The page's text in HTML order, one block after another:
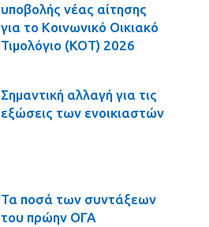
υποβολής νέας αίτησης
για το Κοινωνικό Οικιακό
Τιμολόγιο (ΚΟΤ) 2026
Σημαντική αλλαγή για τις
εξώσεις των ενοικιαστών
Τα ποσά των συντάξεων
του πρώην ΟΓΑ